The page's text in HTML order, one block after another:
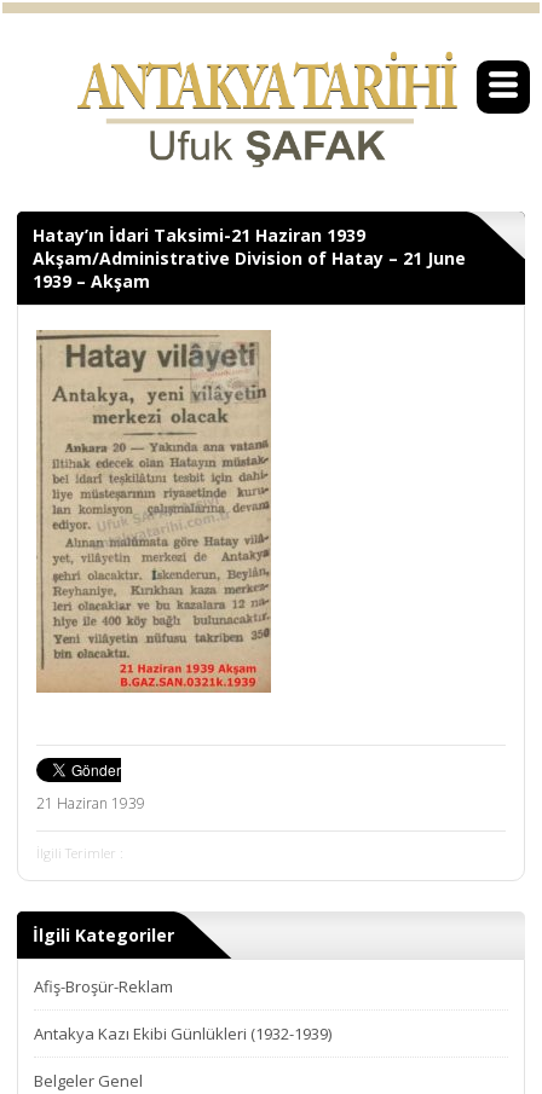
Hatay’ın İdari Taksimi-21 Haziran 1939
Akşam/Administrative Division of Hatay – 21 June
1939 – Akşam
21 Haziran 1939
İlgili Terimler :
İlgili Kategoriler
Afiş-Broşür-Reklam
Antakya Kazı Ekibi Günlükleri (1932-1939)
Belgeler Genel